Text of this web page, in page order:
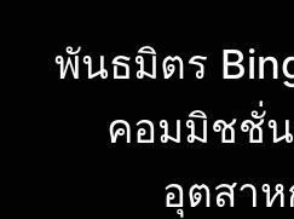
พันธมิตร
คอมมิชชั่
อุตสาห